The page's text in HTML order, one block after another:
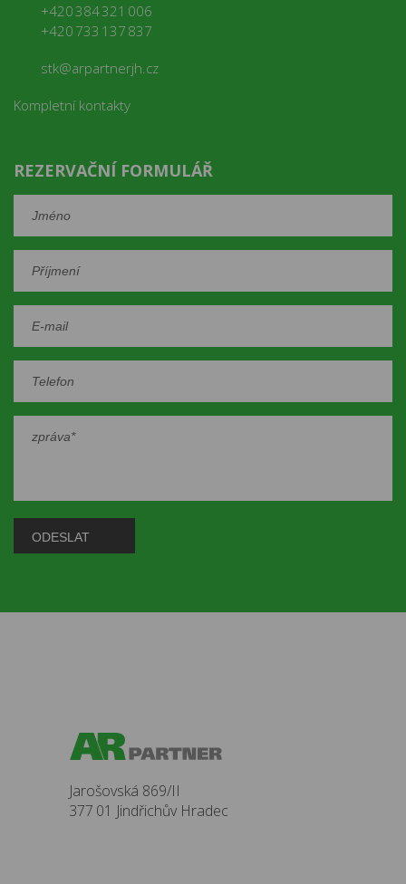
+420 384 321 006
+420 733 137 837
stk@arpartnerjh.cz
Kompletní kontakty
REZERVAČNÍ FORMULÁŘ
Jarošovská 869/II
377 01 Jindřichův Hradec